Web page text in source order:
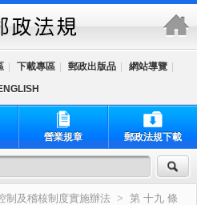
下載專區 郵政出版品 網站導覽
營業規章 郵政法規下載
制及稽核制度實施辦法 > 第 十九 條